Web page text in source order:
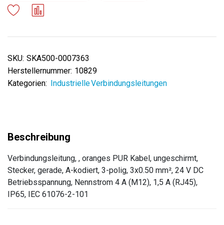
SKU: SKA500-0007363
Herstellernummer: 10829
Kategorien: Industrielle Verbindungsleitungen
Verbindungsleitung, , oranges PUR Kabel, ungeschirmt,
Stecker, gerade, A-kodiert, 3-polig, 3x0.50 mm², 24 V DC
Betriebsspannung, Nennstrom 4 A (M12), 1,5 A (RJ45),
IP65, IEC 61076-2-101